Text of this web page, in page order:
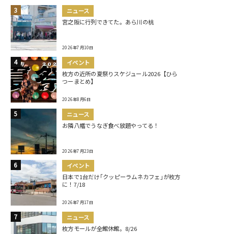
ニュース
宮之阪に行列できてた。あら川の桃
2026年7月10日
イベント
枚方の近所の夏祭りスケジュール2026【ひら
つーまとめ】
2026年8月6日
ニュース
お隣八幡でうなぎ食べ放題やってる！
2026年7月23日
イベント
日本で1台だけ｢クッピーラムネカフェ｣が枚方
に！7/18
2026年7月17日
ニュース
枚方モールが全館休館。8/26